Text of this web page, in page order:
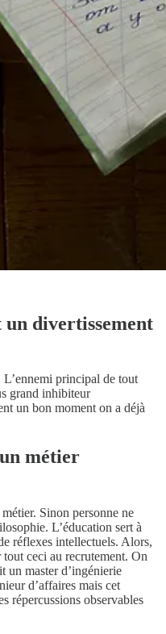
un divertissement
principal de tout
grand inhibiteur
un bon moment on a déjà
un métier
Sinon personne ne
L’éducation sert à
réflexes intellectuels. Alors,
ceci au recrutement. On
un master d’ingénierie
d’affaires mais cet
répercussions observables